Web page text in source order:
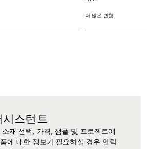
더 많은 변형
스턴트
재 선택, 가격, 샘플 및 프로젝트에
에 대한 정보가 필요하실 경우 연락